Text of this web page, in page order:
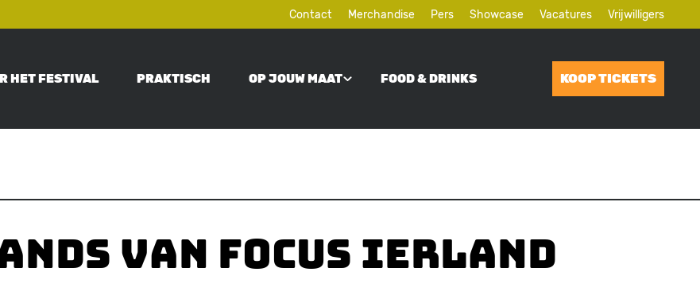
Contact Merchandise Pers Showcase Vacatures Vrijwilligers
HET FESTIVAL PRAKTISCH OP JOUW MAAT FOOD & DRINKS KOOP TICKETS
van Focus Ierland